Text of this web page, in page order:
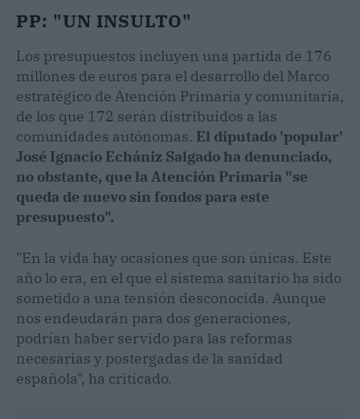
PP: "UN INSULTO"
Los presupuestos incluyen una partida de 176
millones de euros para el desarrollo del Marco
estratégico de Atención Primaria y comunitaria,
de los que 172 serán distribuidos a las
comunidades autónomas. El diputado 'popular'
José Ignacio Echániz Salgado ha denunciado,
no obstante, que la Atención Primaria "se
queda de nuevo sin fondos para este
presupuesto".
"En la vida hay ocasiones que son únicas. Este
año lo era, en el que el sistema sanitario ha sido
sometido a una tensión desconocida. Aunque
nos endeudarán para dos generaciones,
podrían haber servido para las reformas
necesarias y postergadas de la sanidad
española", ha criticado.